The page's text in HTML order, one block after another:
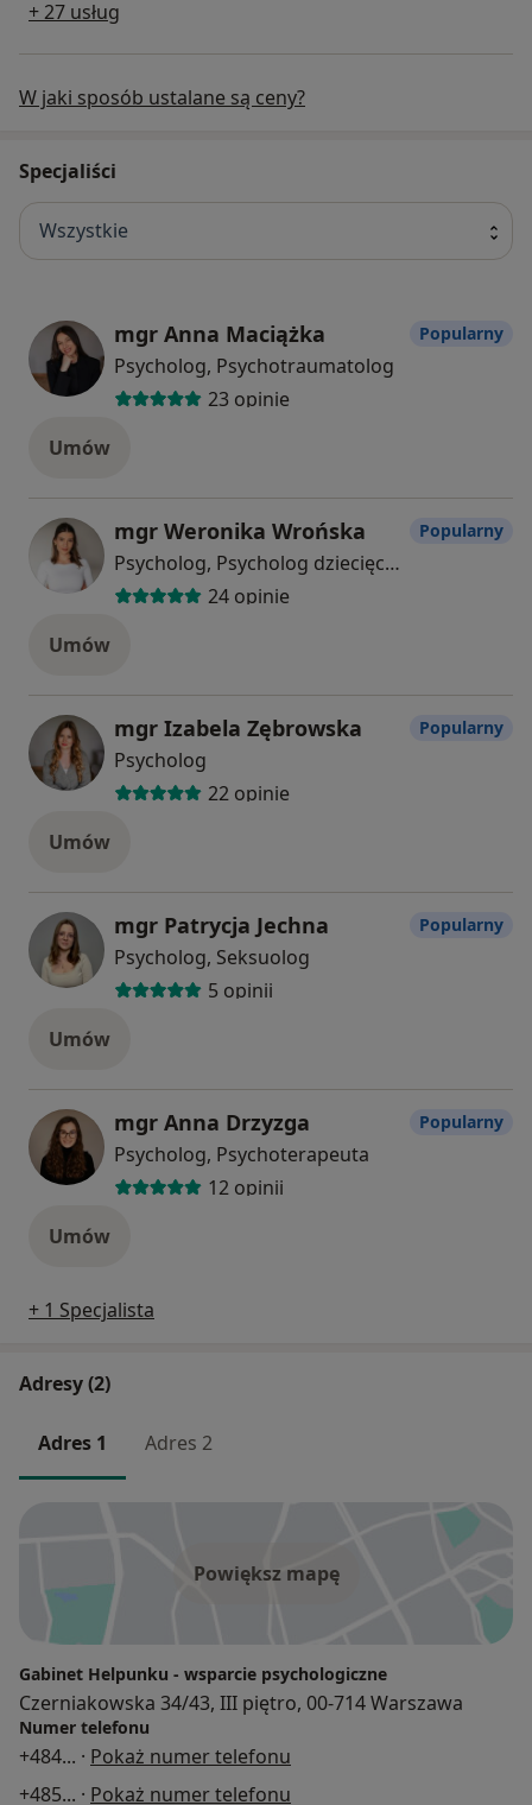
+ 27 usług
W jaki sposób ustalane są ceny?
Specjaliści
Wszystkie
mgr Anna Maciążka
Psycholog, Psychotraumatolog
23 opinie
Popularny
Umów
mgr Weronika Wrońska
Psycholog, Psycholog dziecięcy, Psychoterapeuta
24 opinie
Popularny
Umów
mgr Izabela Zębrowska
Psycholog
22 opinie
Popularny
Umów
mgr Patrycja Jechna
Psycholog, Seksuolog
5 opinii
Popularny
Umów
mgr Anna Drzyzga
Psycholog, Psychoterapeuta
12 opinii
Popularny
Umów
+ 1 Specjalista
Adresy (2)
Adres 1 Adres 2
Powiększ mapę
Gabinet Helpunku - wsparcie psychologiczne
Czerniakowska 34/43, III piętro, 00-714 Warszawa
Numer telefonu
+484... · Pokaż numer telefonu
+485... · Pokaż numer telefonu